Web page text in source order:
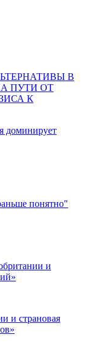
В
ПУТИ ОТ
К
доминирует
понятно"
и
и страновая